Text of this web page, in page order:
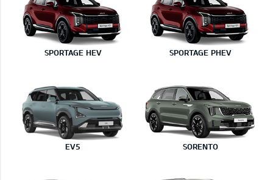
SPORTAGE HEV SPORTAGE PHEV
EV5 SORENTO